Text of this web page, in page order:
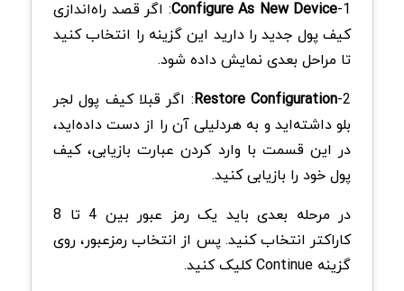
1-
Configure As New Device: اگر قصد راه‌اندازی
کیف پول جدید را دارید این گزینه را انتخاب کنید
تا مراحل بعدی نمایش داده شود.
2-
Restore Configuration: اگر قبلا کیف پول لجر
بلو داشته‌اید و به هردلیلی آن را از دست داده‌اید،
در این قسمت با وارد کردن عبارت بازیابی، کیف
پول خود را بازیابی کنید.
در مرحله بعدی باید یک رمز عبور بین 4 تا 8
کاراکتر انتخاب کنید. پس از انتخاب رمزعبور، روی
گزینه Continue کلیک کنید.